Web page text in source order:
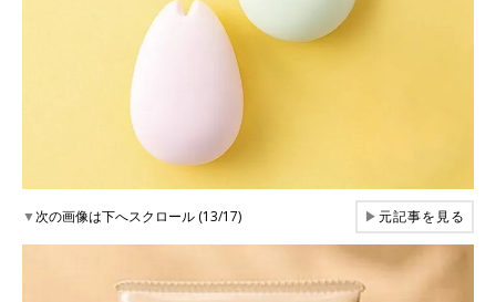
▼次の画像は下へスクロール (13/17) ▶元記事を見る